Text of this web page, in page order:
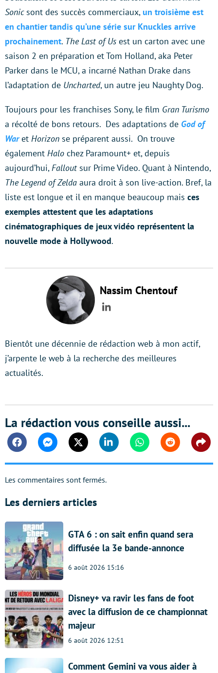
Sonicsont des succès commerciaux, un troisième est
en chantier tandis qu’une série sur Knuckles arrive
prochainement. The Last of Us est un carton avec une
saison 2 en préparation et Tom Holland, aka Peter
Parker dans le MCU, a incarné Nathan Drake dans
l’adaptation de Uncharted, un autre jeu Naughty Dog.
Toujours pour les franchises Sony, le film Gran Turismo
a récolté de bons retours. Des adaptations de God of
War et Horizon se préparent aussi. On trouve
également Halo chez Paramount+ et, depuis
aujourd’hui,Falloutsur Prime Video. Quant à Nintendo,
The Legend of Zelda aura droit à son live-action. Bref, la
liste est longue et il en manque beaucoup mais ces
exemples attestent que les adaptations
cinématographiques de jeux vidéo représentent la
nouvelle mode à Hollywood.
Nassim Chentouf
LinkedIn
Bientôt une décennie de rédaction web à mon actif,
j’arpente le web à la recherche des meilleures
actualités.
La rédaction vous conseille aussi...
FacebookMessengerTwitter Linkedin WhatsappReddit
Les commentaires sont fermés.
Les derniers articles
GTA 6 : on sait enfin quand sera
diffusée la 3e bande-annonce
6 août 2026 15:16
Disney+ va ravir les fans de foot
avec la diffusion de ce championnat
majeur
6 août 2026 12:51
Comment Gemini va vous aider à